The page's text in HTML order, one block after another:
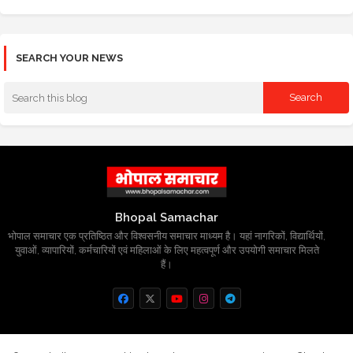
SEARCH YOUR NEWS
Bhopal Samachar
भोपाल समाचार एक प्रतिष्ठित और विश्वसनीय समाचार माध्यम है। यहां नागरिकों, विद्यार्थियों,
युवाओं, व्यापारियों, कर्मचारियों एवं महिलाओं के लिए महत्वपूर्ण और उपयोगी समाचार मिलते
हैं।